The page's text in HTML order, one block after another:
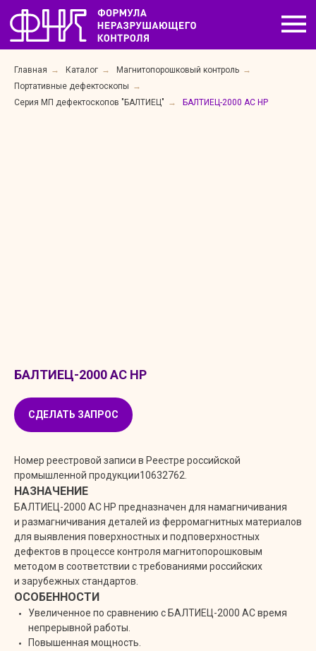
Главная → Каталог → Магнитопорошковый контроль →
Портативные дефектоскопы →
Серия МП дефектоскопов "БАЛТИЕЦ" → БАЛТИЕЦ-2000 AC HP
БАЛТИЕЦ-2000 AC НР
СДЕЛАТЬ ЗАПРОС
Номер реестровой записи в Реестре российской
промышленной продукции10632762.
НАЗНАЧЕНИЕ
БАЛТИЕЦ-2000 AC HP предназначен для намагничивания
и размагничивания деталей из ферромагнитных материалов
для выявления поверхностных и подповерхностных
дефектов в процессе контроля магнитопорошковым
методом в соответствии с требованиями российских
и зарубежных стандартов.
ОСОБЕННОСТИ
Увеличенное по сравнению с БАЛТИЕЦ-2000 AC время
непрерывной работы.
Повышенная мощность.